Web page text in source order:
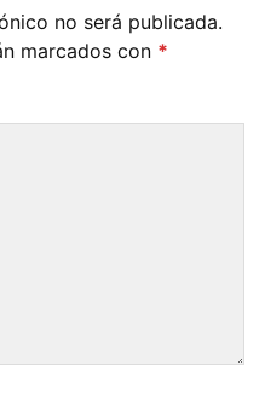
no será publicada.
marcados con *